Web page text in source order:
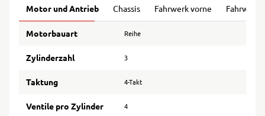
Motor und Antrieb Chassis Fahrwerk vorne Fahrwerk
Motorbauart Reihe
Zylinderzahl 3
Taktung 4-Takt
Ventile pro Zylinder 4